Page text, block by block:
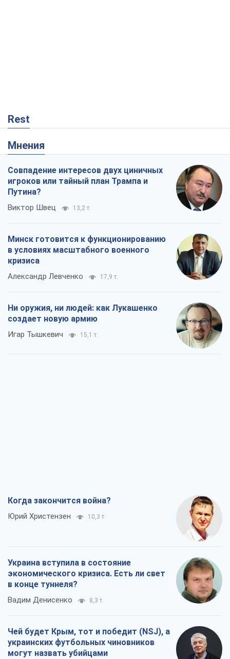
Rest
Мнения
Совпадение интересов двух циничных
игроков или тайный план Трампа и
Путина?
Виктор Швец 13,2 т.
Минск готовится к функционированию
в условиях масштабного военного
кризиса
Александр Левченко 17,9 т.
Ни оружия, ни людей: как Лукашенко
создает новую армию
Игар Тышкевич 15,1 т.
Когда закончится война?
Юрий Христензен 10,3 т.
Украина вступила в состояние
экономического кризиса. Есть ли свет
в конце туннеля?
Вадим Денисенко 8,3 т.
Чей будет Крым, тот и победит (NSJ), а
украинских футбольных чиновников
могут назвать убийцами